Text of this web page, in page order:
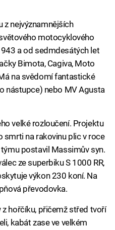
z nejvýznamnějších
motocyklového
a od sedmdesátých let
Bimota, Cagiva, Moto
na svědomí fantastické
nástupce) nebo MV Agusta
velké rozloučení. Projektu
smrti na rakovinu plic v roce
postavil Massimův syn.
ze superbiku S 1000 RR,
výkon 230 koní. Na
převodovka.
hořčíku, přičemž střed tvoří
kabát zase ve velkém